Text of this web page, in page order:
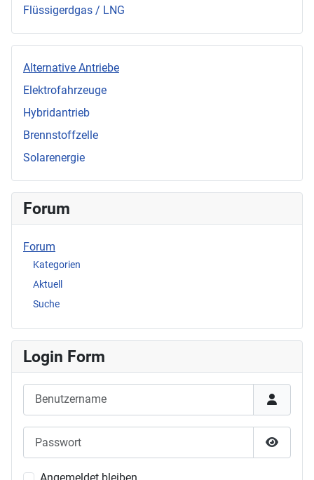
Flüssigerdgas / LNG
Alternative Antriebe
Elektrofahrzeuge
Hybridantrieb
Brennstoffzelle
Solarenergie
Forum
Forum
Kategorien
Aktuell
Suche
Login Form
Benutzername